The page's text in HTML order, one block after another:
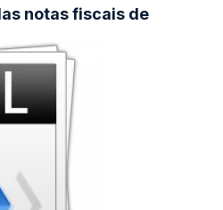
notas fiscais de